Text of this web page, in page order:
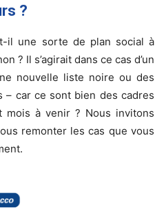
?
il une sorte de plan social à
? Il s’agirait dans ce cas d’un
nouvelle liste noire ou des
car ce sont bien des cadres
mois à venir ? Nous invitons
remonter les cas que vous